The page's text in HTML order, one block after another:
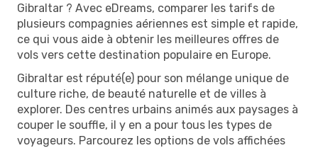
Gibraltar ? Avec eDreams, comparer les tarifs de
plusieurs compagnies aériennes est simple et rapide,
ce qui vous aide à obtenir les meilleures offres de
vols vers cette destination populaire en Europe.
Gibraltar est réputé(e) pour son mélange unique de
culture riche, de beauté naturelle et de villes à
explorer. Des centres urbains animés aux paysages à
couper le souffle, il y en a pour tous les types de
voyageurs. Parcourez les options de vols affichées